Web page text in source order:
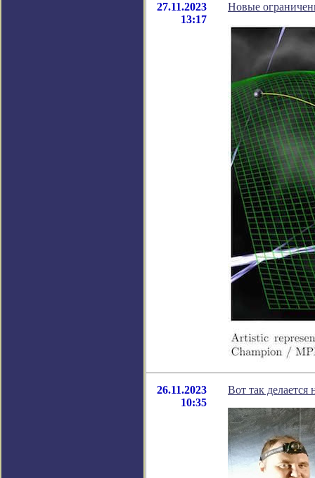
27.11.2023
13:17
Новые
26.11.2023
10:35
Вот так делается